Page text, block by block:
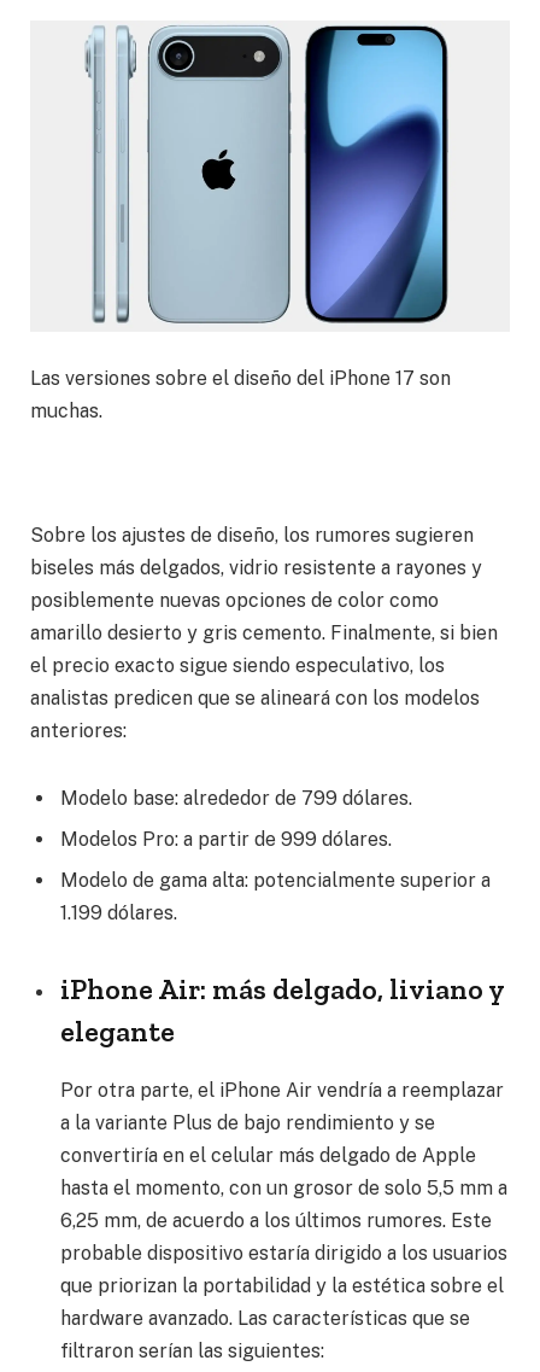
Las versiones sobre el diseño del iPhone 17 son
muchas.
Sobre los ajustes de diseño, los rumores sugieren
biseles más delgados, vidrio resistente a rayones y
posiblemente nuevas opciones de color como
amarillo desierto y gris cemento. Finalmente, si bien
el precio exacto sigue siendo especulativo, los
analistas predicen que se alineará con los modelos
anteriores:
Modelo base: alrededor de 799 dólares.
Modelos Pro: a partir de 999 dólares.
Modelo de gama alta: potencialmente superior a
1.199 dólares.
iPhone Air: más delgado, liviano y
elegante
Por otra parte, el iPhone Air vendría a reemplazar
a la variante Plus de bajo rendimiento y se
convertiría en el celular más delgado de Apple
hasta el momento, con un grosor de solo 5,5 mm a
6,25 mm, de acuerdo a los últimos rumores. Este
probable dispositivo estaría dirigido a los usuarios
que priorizan la portabilidad y la estética sobre el
hardware avanzado. Las características que se
filtraron serían las siguientes: